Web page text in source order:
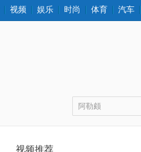
视频 娱乐 时尚 体育 汽车